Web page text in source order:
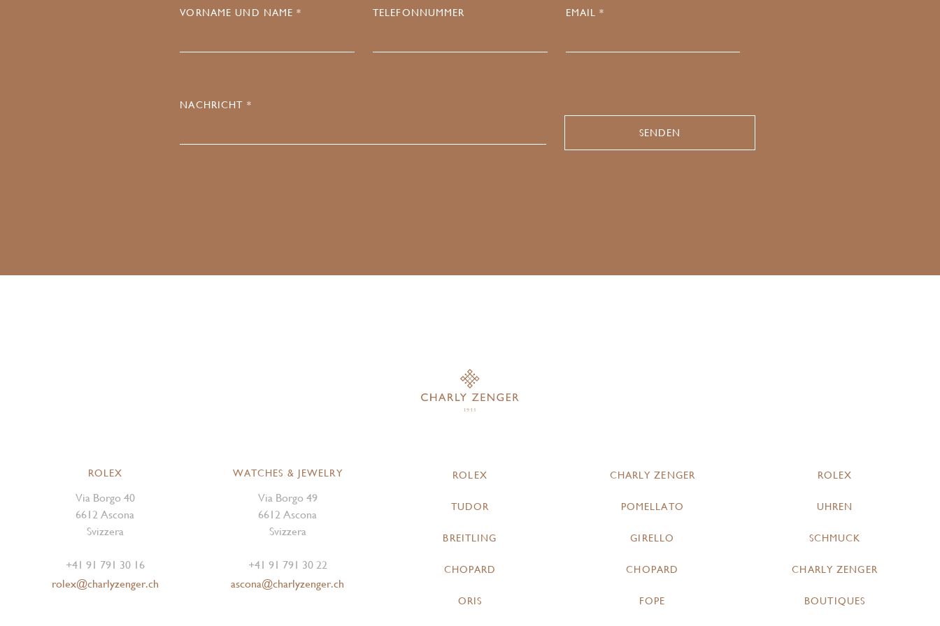
VORNAME UND NAME * TELEFONNUMMER EMAIL *
NACHRICHT *
ROLEX
Via Borgo 40
6612 Ascona
Svizzera
+41 91 791 30 16
rolex@charlyzenger.ch
WATCHES & JEWELRY
Via Borgo 49
6612 Ascona
Svizzera
+41 91 791 30 22
ascona@charlyzenger.ch
ROLEX
TUDOR
BREITLING
CHOPARD
ORIS
CHARLY ZENGER
POMELLATO
GIRELLO
CHOPARD
FOPE
ROLEX
UHREN
SCHMUCK
CHARLY ZENGER
BOUTIQUES